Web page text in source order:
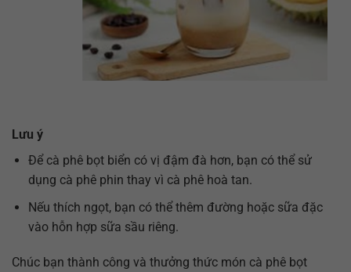
Lưu ý
Để cà phê bọt biển có vị đậm đà hơn, bạn có thể sử
dụng cà phê phin thay vì cà phê hoà tan.
Nếu thích ngọt, bạn có thể thêm đường hoặc sữa đặc
vào hỗn hợp sữa sầu riêng.
Chúc bạn thành công và thưởng thức món cà phê bọt